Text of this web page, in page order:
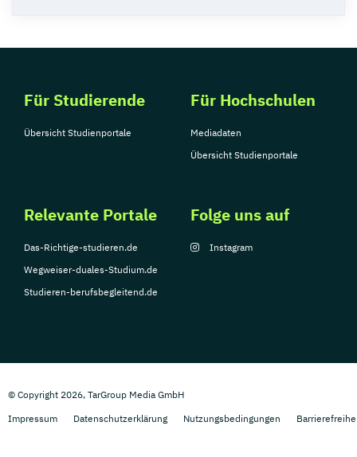
Für Studierende
Übersicht Studienportale
Für Hochschulen
Mediadaten
Übersicht Studienportale
Relevante Portale
Das-Richtige-studieren.de
Wegweiser-duales-Studium.de
Studieren-berufsbegleitend.de
Folge uns auf
Instagram
© Copyright 2026, TarGroup Media GmbH
Impressum
Datenschutzerklärung Nutzungsbedingungen